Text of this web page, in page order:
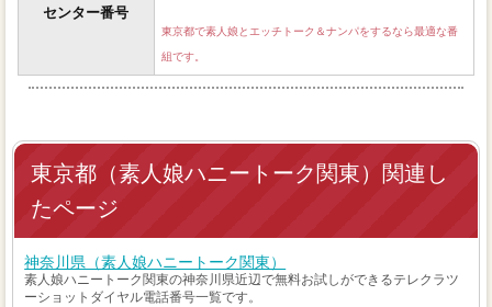
センター番号
東京都で素人娘とエッチトーク＆ナンパをするなら最適な番
組です。
東京都（素人娘ハニートーク関東）関連し
たページ
神奈川県（素人娘ハニートーク関東）
素人娘ハニートーク関東の神奈川県近辺で無料お試しができるテレクラツ
ーショットダイヤル電話番号一覧です。